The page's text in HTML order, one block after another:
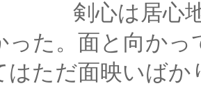
心地の悪さ
った。面と向か
はただ面映いばか